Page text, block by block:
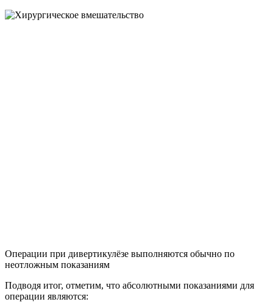
Операции при дивертикулёзе выполняются обычно по
неотложным показаниям
Подводя итог, отметим, что абсолютными показаниями для
операции являются: